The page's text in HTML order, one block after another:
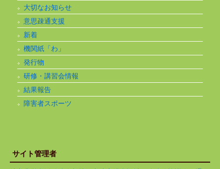
大切なお知らせ
意思疎通支援
新着
機関紙「わ」
発行物
研修・講習会情報
結果報告
障害者スポーツ
サイト管理者